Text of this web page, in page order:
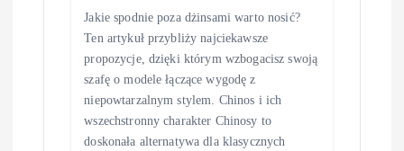
Jakie spodnie poza dżinsami warto nosić?
Ten artykuł przybliży najciekawsze
propozycje, dzięki którym wzbogacisz swoją
szafę o modele łączące wygodę z
niepowtarzalnym stylem. Chinos i ich
wszechstronny charakter Chinosy to
doskonała alternatywa dla klasycznych